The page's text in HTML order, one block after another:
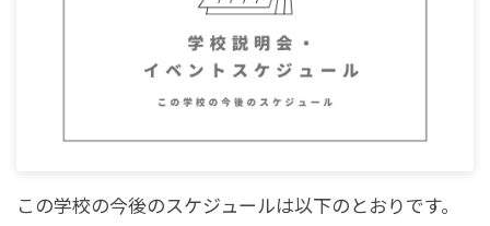
この学校の今後のスケジュールは以下のとおりです。